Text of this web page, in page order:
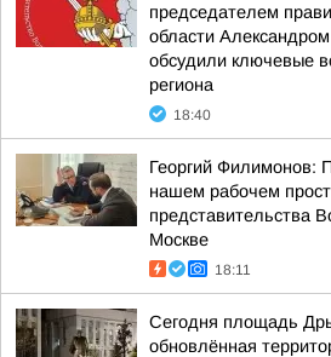
председателем
области
обсудили ключевые
региона
18:40
Георгий Филимонов:
нашем рабочем
представительства
Москве
18:11
Сегодня площадь
обновлённая